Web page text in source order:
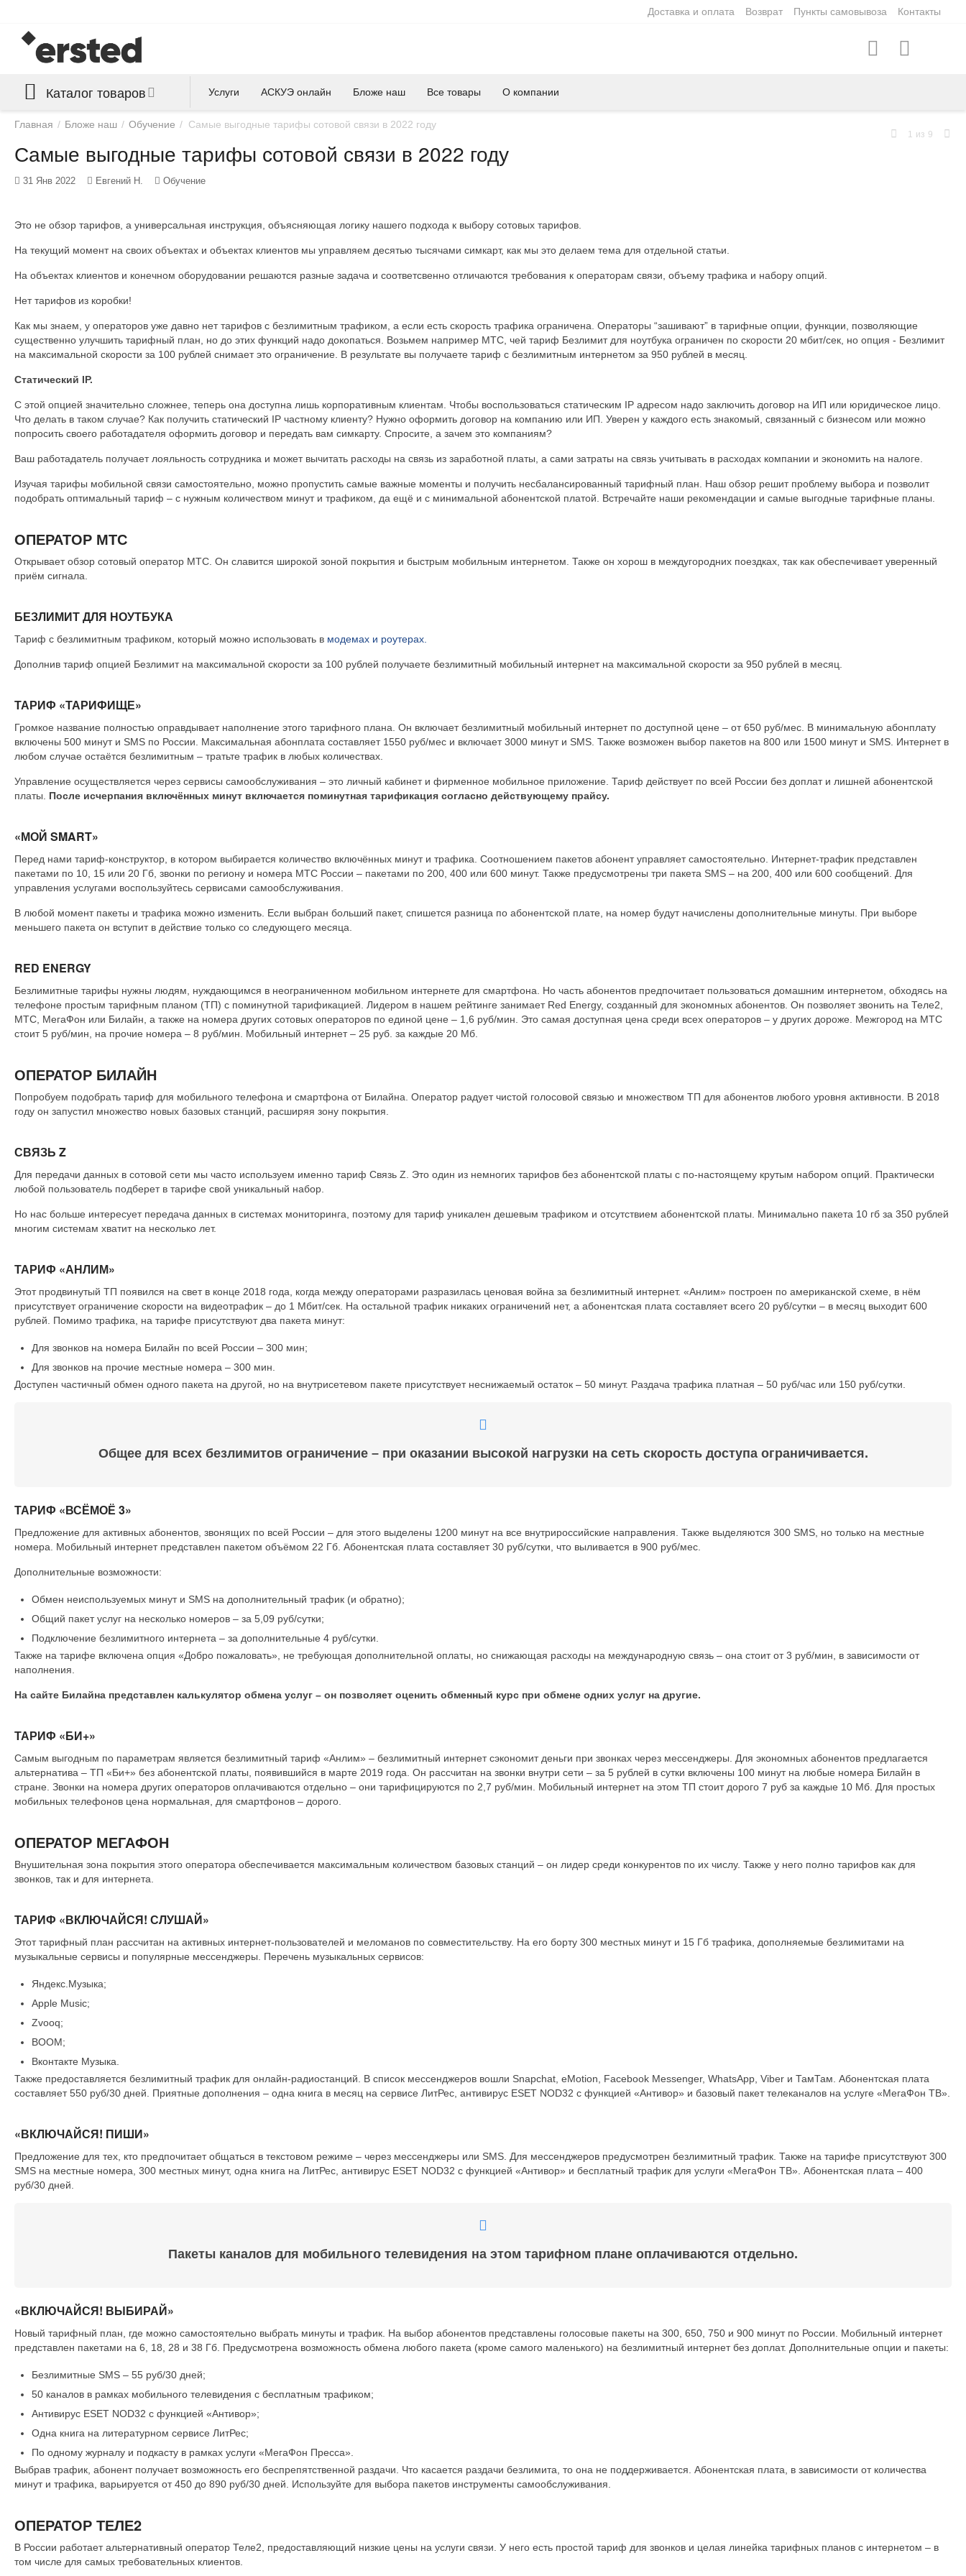
Доставка и оплата Возврат Пункты самовывоза Контакты
Каталог товаров Услуги АСКУЭ онлайн Бложе наш Все товары О компании
Главная / Бложе наш / Обучение / Самые выгодные тарифы сотовой связи в 2022 году
1 из 9
Самые выгодные тарифы сотовой связи в 2022 году
31 Янв 2022 Евгений Н. Обучение
Это не обзор тарифов, а универсальная инструкция, объясняющая логику нашего подхода к выбору сотовых тарифов.
На текущий момент на своих объектах и объектах клиентов мы управляем десятью тысячами симкарт, как мы это делаем тема для отдельной статьи.
На объектах клиентов и конечном оборудовании решаются разные задача и соответсвенно отличаются требования к операторам связи, объему трафика и набору опций.
Нет тарифов из коробки!
Как мы знаем, у операторов уже давно нет тарифов с безлимитным трафиком, а если есть скорость трафика ограничена. Операторы “зашивают” в тарифные опции, функции, позволяющие
существенно улучшить тарифный план, но до этих функций надо докопаться. Возьмем например МТС, чей тариф Безлимит для ноутбука ограничен по скорости 20 мбит/сек, но опция - Безлимит
на максимальной скорости за 100 рублей снимает это ограничение. В результате вы получаете тариф с безлимитным интернетом за 950 рублей в месяц.
Статический IP.
С этой опцией значительно сложнее, теперь она доступна лишь корпоративным клиентам. Чтобы воспользоваться статическим IP адресом надо заключить договор на ИП или юридическое лицо.
Что делать в таком случае? Как получить статический IP частному клиенту? Нужно оформить договор на компанию или ИП. Уверен у каждого есть знакомый, связанный с бизнесом или можно
попросить своего работадателя оформить договор и передать вам симкарту. Спросите, а зачем это компаниям?
Ваш работадатель получает лояльность сотрудника и может вычитать расходы на связь из заработной платы, а сами затраты на связь учитывать в расходах компании и экономить на налоге.
Изучая тарифы мобильной связи самостоятельно, можно пропустить самые важные моменты и получить несбалансированный тарифный план. Наш обзор решит проблему выбора и позволит
подобрать оптимальный тариф – с нужным количеством минут и трафиком, да ещё и с минимальной абонентской платой. Встречайте наши рекомендации и самые выгодные тарифные планы.
ОПЕРАТОР МТС
Открывает обзор сотовый оператор МТС. Он славится широкой зоной покрытия и быстрым мобильным интернетом. Также он хорош в междугородних поездках, так как обеспечивает уверенный
приём сигнала.
БЕЗЛИМИТ ДЛЯ НОУТБУКА
Тариф с безлимитным трафиком, который можно использовать в модемах и роутерах.
Дополнив тариф опцией Безлимит на максимальной скорости за 100 рублей получаете безлимитный мобильный интернет на максимальной скорости за 950 рублей в месяц.
ТАРИФ «ТАРИФИЩЕ»
Громкое название полностью оправдывает наполнение этого тарифного плана. Он включает безлимитный мобильный интернет по доступной цене – от 650 руб/мес. В минимальную абонплату
включены 500 минут и SMS по России. Максимальная абонплата составляет 1550 руб/мес и включает 3000 минут и SMS. Также возможен выбор пакетов на 800 или 1500 минут и SMS. Интернет в
любом случае остаётся безлимитным – тратьте трафик в любых количествах.
Управление осуществляется через сервисы самообслуживания – это личный кабинет и фирменное мобильное приложение. Тариф действует по всей России без доплат и лишней абонентской
платы. После исчерпания включённых минут включается поминутная тарификация согласно действующему прайсу.
«МОЙ SMART»
Перед нами тариф-конструктор, в котором выбирается количество включённых минут и трафика. Соотношением пакетов абонент управляет самостоятельно. Интернет-трафик представлен
пакетами по 10, 15 или 20 Гб, звонки по региону и номера МТС России – пакетами по 200, 400 или 600 минут. Также предусмотрены три пакета SMS – на 200, 400 или 600 сообщений. Для
управления услугами воспользуйтесь сервисами самообслуживания.
В любой момент пакеты и трафика можно изменить. Если выбран больший пакет, спишется разница по абонентской плате, на номер будут начислены дополнительные минуты. При выборе
меньшего пакета он вступит в действие только со следующего месяца.
RED ENERGY
Безлимитные тарифы нужны людям, нуждающимся в неограниченном мобильном интернете для смартфона. Но часть абонентов предпочитает пользоваться домашним интернетом, обходясь на
телефоне простым тарифным планом (ТП) с поминутной тарификацией. Лидером в нашем рейтинге занимает Red Energy, созданный для экономных абонентов. Он позволяет звонить на Теле2,
МТС, МегаФон или Билайн, а также на номера других сотовых операторов по единой цене – 1,6 руб/мин. Это самая доступная цена среди всех операторов – у других дороже. Межгород на МТС
стоит 5 руб/мин, на прочие номера – 8 руб/мин. Мобильный интернет – 25 руб. за каждые 20 Мб.
ОПЕРАТОР БИЛАЙН
Попробуем подобрать тариф для мобильного телефона и смартфона от Билайна. Оператор радует чистой голосовой связью и множеством ТП для абонентов любого уровня активности. В 2018
году он запустил множество новых базовых станций, расширяя зону покрытия.
СВЯЗЬ Z
Для передачи данных в сотовой сети мы часто используем именно тариф Связь Z. Это один из немногих тарифов без абонентской платы с по-настоящему крутым набором опций. Практически
любой пользователь подберет в тарифе свой уникальный набор.
Но нас больше интересует передача данных в системах мониторинга, поэтому для тариф уникален дешевым трафиком и отсутствием абонентской платы. Минимально пакета 10 гб за 350 рублей
многим системам хватит на несколько лет.
ТАРИФ «АНЛИМ»
Этот продвинутый ТП появился на свет в конце 2018 года, когда между операторами разразилась ценовая война за безлимитный интернет. «Анлим» построен по американской схеме, в нём
присутствует ограничение скорости на видеотрафик – до 1 Мбит/сек. На остальной трафик никаких ограничений нет, а абонентская плата составляет всего 20 руб/сутки – в месяц выходит 600
рублей. Помимо трафика, на тарифе присутствуют два пакета минут:
Для звонков на номера Билайн по всей России – 300 мин;
Для звонков на прочие местные номера – 300 мин.
Доступен частичный обмен одного пакета на другой, но на внутрисетевом пакете присутствует неснижаемый остаток – 50 минут. Раздача трафика платная – 50 руб/час или 150 руб/сутки.
Общее для всех безлимитов ограничение – при оказании высокой нагрузки на сеть скорость доступа ограничивается.
ТАРИФ «ВСЁМОЁ 3»
Предложение для активных абонентов, звонящих по всей России – для этого выделены 1200 минут на все внутрироссийские направления. Также выделяются 300 SMS, но только на местные
номера. Мобильный интернет представлен пакетом объёмом 22 Гб. Абонентская плата составляет 30 руб/сутки, что выливается в 900 руб/мес.
Дополнительные возможности:
Обмен неиспользуемых минут и SMS на дополнительный трафик (и обратно);
Общий пакет услуг на несколько номеров – за 5,09 руб/сутки;
Подключение безлимитного интернета – за дополнительные 4 руб/сутки.
Также на тарифе включена опция «Добро пожаловать», не требующая дополнительной оплаты, но снижающая расходы на международную связь – она стоит от 3 руб/мин, в зависимости от
наполнения.
На сайте Билайна представлен калькулятор обмена услуг – он позволяет оценить обменный курс при обмене одних услуг на другие.
ТАРИФ «БИ+»
Самым выгодным по параметрам является безлимитный тариф «Анлим» – безлимитный интернет сэкономит деньги при звонках через мессенджеры. Для экономных абонентов предлагается
альтернатива – ТП «Би+» без абонентской платы, появившийся в марте 2019 года. Он рассчитан на звонки внутри сети – за 5 рублей в сутки включены 100 минут на любые номера Билайн в
стране. Звонки на номера других операторов оплачиваются отдельно – они тарифицируются по 2,7 руб/мин. Мобильный интернет на этом ТП стоит дорого 7 руб за каждые 10 Мб. Для простых
мобильных телефонов цена нормальная, для смартфонов – дорого.
ОПЕРАТОР МЕГАФОН
Внушительная зона покрытия этого оператора обеспечивается максимальным количеством базовых станций – он лидер среди конкурентов по их числу. Также у него полно тарифов как для
звонков, так и для интернета.
ТАРИФ «ВКЛЮЧАЙСЯ! СЛУШАЙ»
Этот тарифный план рассчитан на активных интернет-пользователей и меломанов по совместительству. На его борту 300 местных минут и 15 Гб трафика, дополняемые безлимитами на
музыкальные сервисы и популярные мессенджеры. Перечень музыкальных сервисов:
Яндекс.Музыка;
Apple Music;
Zvooq;
BOOM;
Вконтакте Музыка.
Также предоставляется безлимитный трафик для онлайн-радиостанций. В список мессенджеров вошли Snapchat, eMotion, Facebook Messenger, WhatsApp, Viber и ТамТам. Абонентская плата
составляет 550 руб/30 дней. Приятные дополнения – одна книга в месяц на сервисе ЛитРес, антивирус ESET NOD32 с функцией «Антивор» и базовый пакет телеканалов на услуге «МегаФон ТВ».
«ВКЛЮЧАЙСЯ! ПИШИ»
Предложение для тех, кто предпочитает общаться в текстовом режиме – через мессенджеры или SMS. Для мессенджеров предусмотрен безлимитный трафик. Также на тарифе присутствуют 300
SMS на местные номера, 300 местных минут, одна книга на ЛитРес, антивирус ESET NOD32 с функцией «Антивор» и бесплатный трафик для услуги «МегаФон ТВ». Абонентская плата – 400
руб/30 дней.
Пакеты каналов для мобильного телевидения на этом тарифном плане оплачиваются отдельно.
«ВКЛЮЧАЙСЯ! ВЫБИРАЙ»
Новый тарифный план, где можно самостоятельно выбрать минуты и трафик. На выбор абонентов представлены голосовые пакеты на 300, 650, 750 и 900 минут по России. Мобильный интернет
представлен пакетами на 6, 18, 28 и 38 Гб. Предусмотрена возможность обмена любого пакета (кроме самого маленького) на безлимитный интернет без доплат. Дополнительные опции и пакеты:
Безлимитные SMS – 55 руб/30 дней;
50 каналов в рамках мобильного телевидения с бесплатным трафиком;
Антивирус ESET NOD32 с функцией «Антивор»;
Одна книга на литературном сервисе ЛитРес;
По одному журналу и подкасту в рамках услуги «МегаФон Пресса».
Выбрав трафик, абонент получает возможность его беспрепятственной раздачи. Что касается раздачи безлимита, то она не поддерживается. Абонентская плата, в зависимости от количества
минут и трафика, варьируется от 450 до 890 руб/30 дней. Используйте для выбора пакетов инструменты самообслуживания.
ОПЕРАТОР ТЕЛЕ2
В России работает альтернативный оператор Теле2, предоставляющий низкие цены на услуги связи. У него есть простой тариф для звонков и целая линейка тарифных планов с интернетом – в
том числе для самых требовательных клиентов.